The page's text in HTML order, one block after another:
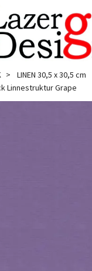
LINEN 30,5 x 30,5 cm
Linnestruktur Grape